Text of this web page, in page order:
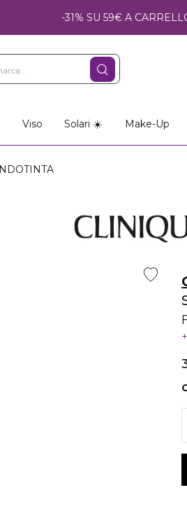
-31% SU 59€ A
Viso Solari ☀️ Make-Up